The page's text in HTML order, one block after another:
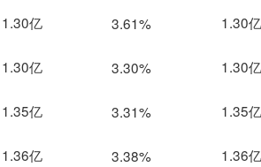
1.30亿 3.61% 1.30亿
1.30亿 3.30% 1.30亿
1.35亿 3.31% 1.35亿
1.36亿 3.38% 1.36亿